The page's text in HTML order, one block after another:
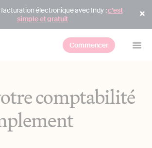
facturation électronique avec Indy :c’est
simple et gratuit
Commencer
comptabilité